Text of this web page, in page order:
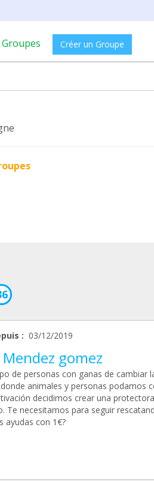
Groupes Créer un Groupe
: 03/12/2019
gomez
de personas con ganas de cambiar
animales y personas podamos
decidimos crear una
Te necesitamos para seguir
ayudas con 1€?